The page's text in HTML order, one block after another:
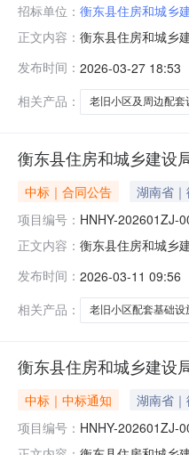
招标单位： 衡东县住房和城乡
正文内容： 衡东县住房和城乡
区及周边配套设施
额￥1284.5
发布时间： 2026-03-27 18:53
相关产品：
老旧小区及周边配套
衡东县住房和城乡建设
中标｜合同公告 湖南省
项目编号： HNHY-202601ZJ-
正文内容： 衡东县住房和城乡
共和国民法典》、
房等26个
发布时间： 2026-03-11 09:56
相关产品：
老旧小区配套基础设
衡东县住房和城乡建设
中标｜中标通知 湖南省
项目编号： HNHY-202601ZJ-